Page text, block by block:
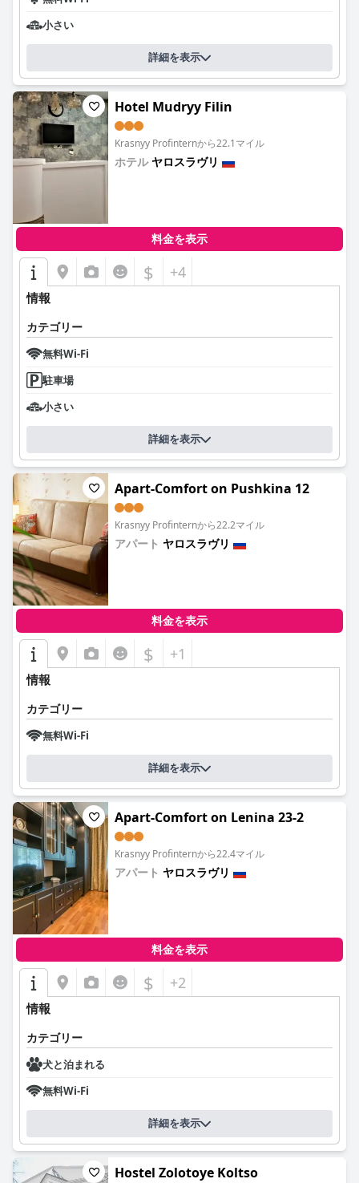
小さい
詳細を表示
Hotel Mudryy Filin
Krasnyy Profinternから22.1マイル
ホテル ヤロスラヴリ
料金を表示
$ +4
情報
カテゴリー
無料Wi-Fi
駐車場
小さい
詳細を表示
Apart-Comfort on Pushkina 12
Krasnyy Profinternから22.2マイル
アパート ヤロスラヴリ
料金を表示
$ +1
情報
カテゴリー
無料Wi-Fi
詳細を表示
Apart-Comfort on Lenina 23-2
Krasnyy Profinternから22.4マイル
アパート ヤロスラヴリ
料金を表示
$ +2
情報
カテゴリー
犬と泊まれる
無料Wi-Fi
詳細を表示
Hostel Zolotoye Koltso